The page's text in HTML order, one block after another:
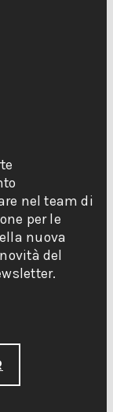
nel team di
per le
nuova
del